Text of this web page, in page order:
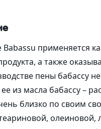
ПАВы,
Экстракты
и эмоленты
Дезодоранты
компоненты
Babassu применяется
а также
пены бабассу
из масла бабассу –
близко по своим
олеиновой,